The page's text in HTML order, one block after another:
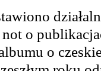
o
o